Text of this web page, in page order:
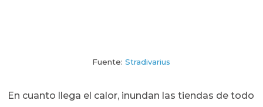
Fuente:Stradivarius
En cuanto llega el calor, inundan las tiendas de todo